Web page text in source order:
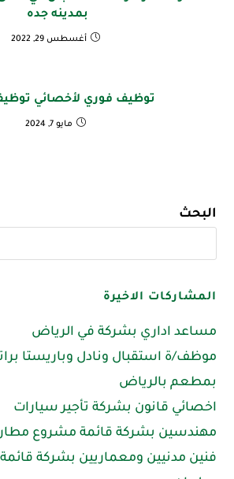
بمدينه جده
أغسطس 29, 2022
توظيف فوري لأخصائي
مايو 7, 2024
البحث
المشاركات الاخيرة
مساعد اداري بشركة في الرياض
بمطعم بالرياض
اخصائي قانون بشركة تأجير سيارات
مهندسين بشركة قائمة مشروع
فنين مدنيين ومعماريين بشركة